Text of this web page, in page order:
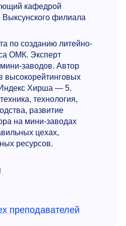
кафедрой
Выксунского филиала
по созданию литейно-
ОМК. Эксперт
заводов. Автор
высокорейтинговых
Хирша — 5.
технология,
развитие
на мини-заводах
цехах,
ресурсов.
преподавателей